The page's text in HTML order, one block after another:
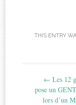
THIS ENTRY
← Les 12
pose un
lors d’un